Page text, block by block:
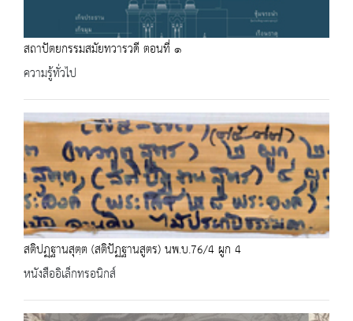
สถาปัตยกรรมสมัยทวารวดี ตอนที่ ๑
ความรู้ทั่วไป
สติปฏฺฐานสุตฺต (สติปัฏฐานสูตร) นพ.บ.76/4 ผูก 4
หนังสืออิเล็กทรอนิกส์